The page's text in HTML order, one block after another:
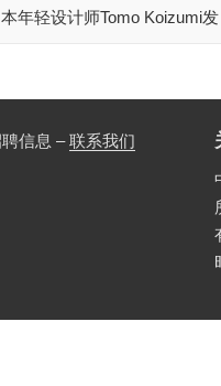
年轻设计师Tomo Koizumi发
信息 –联系我们